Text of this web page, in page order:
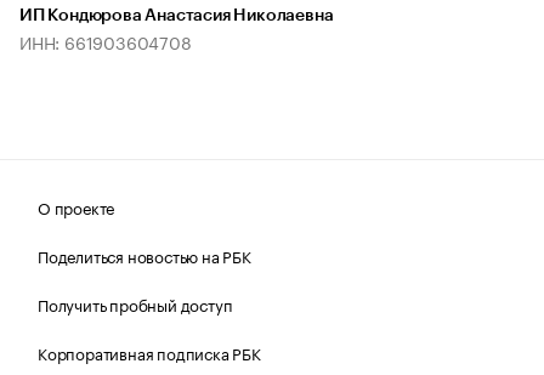
ИП Кондюрова Анастасия Николаевна
ИНН: 661903604708
О проекте
Поделиться новостью на РБК
Получить пробный доступ
Корпоративная подписка РБК